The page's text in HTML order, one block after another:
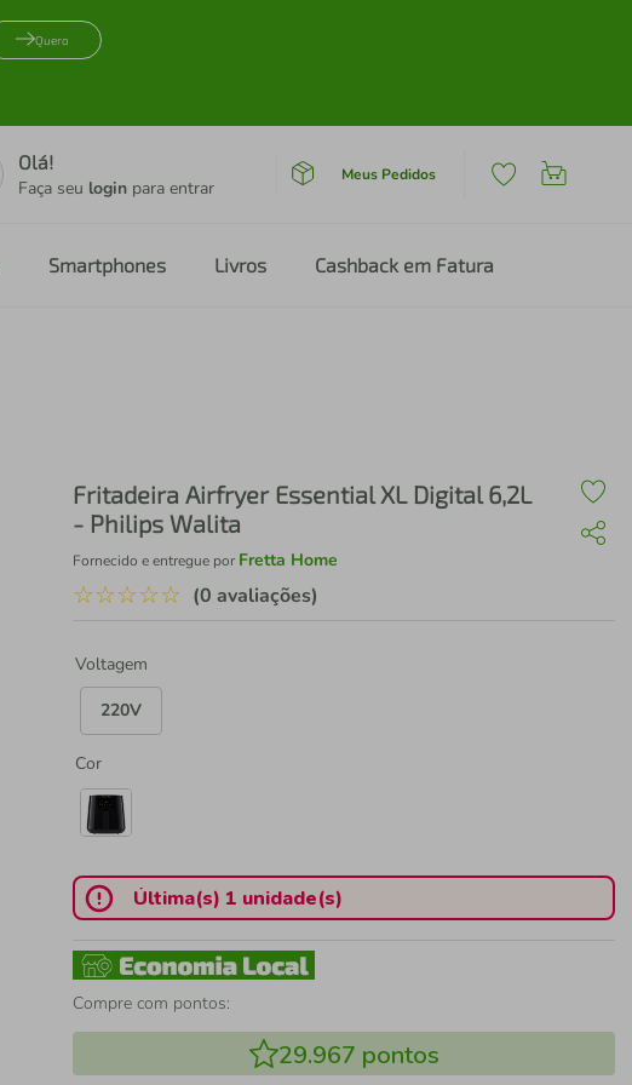
Quero
Olá!
Faça seu login para entrar
Meus Pedidos
Smartphones Livros Cashback em Fatura
Fritadeira Airfryer Essential XL Digital 6,2L
- Philips Walita
Fornecido e entregue por Fretta Home
☆☆☆☆☆ (0 avaliações)
Voltagem
220V
Cor
Última(s) 1 unidade(s)
Compre com pontos:
29.967 pontos